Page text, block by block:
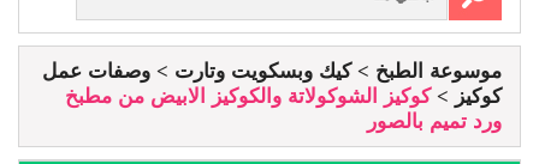
موسوعة الطبخ كيك وبسكويت وتارت
وصفات عمل
كوكيز
كوكيز الشوكولاتة والكوكيز الابيض من مطبخ
ورد تميم بالصور